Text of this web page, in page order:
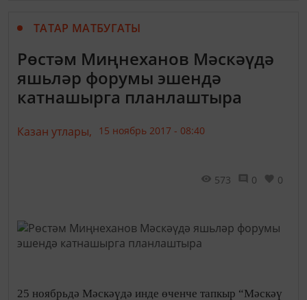
ТАТАР МАТБУГАТЫ
Рөстәм Миңнеханов Мәскәүдә
яшьләр форумы эшендә
катнашырга планлаштыра
Казан утлары, 15 ноябрь 2017 - 08:40
573 0 0
25 ноябрьдә Мәскәүдә инде өченче тапкыр “Мәскәү